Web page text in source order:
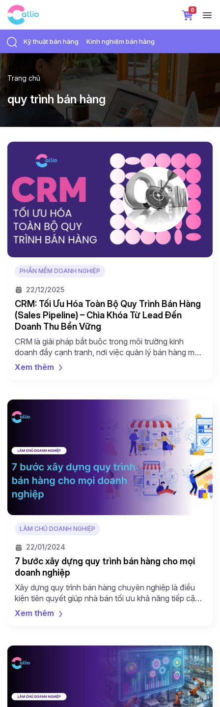
0
Kỹ thuật bán hàng Kinh nghiệm bán hàng
Trang chủ
quy trình bán hàng
PHẦN MỀM DOANH NGHIỆP
22/12/2025
CRM: Tối Ưu Hóa Toàn Bộ Quy Trình Bán Hàng
(Sales Pipeline) – Chìa Khóa Từ Lead Đến
Doanh Thu Bền Vững
CRM là giải pháp bắt buộc trong môi trường kinh
doanh đầy cạnh tranh, nơi việc quản lý bán hàng mà
thiếu đi một quy trình rõ ràng giống như lái xe trong
sương mù. Nhờ có hệ thống này, mọi thứ được tổ
Xem thêm
LÀM CHỦ DOANH NGHIỆP
22/01/2024
7 bước xây dựng quy trình bán hàng cho mọi
doanh nghiệp
Xây dựng quy trình bán hàng chuyên nghiệp là điều
kiện tiên quyết giúp nhà bán tối ưu khả năng tiếp cận
khách hàng và nâng cao doanh số. Nhưng nhà bán
cần làm thế nào để tạo dựng được một quy trình toàn
Xem thêm